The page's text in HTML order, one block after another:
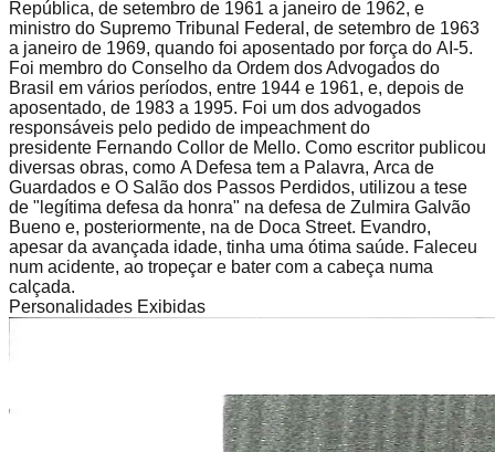
República, de setembro de 1961 a janeiro de 1962, e
ministro do Supremo Tribunal Federal, de setembro de 1963
a janeiro de 1969, quando foi aposentado por força do AI-5.
Foi membro do Conselho da Ordem dos Advogados do
Brasil em vários períodos, entre 1944 e 1961, e, depois de
aposentado, de 1983 a 1995. Foi um dos advogados
responsáveis pelo pedido de impeachment do
presidente Fernando Collor de Mello. Como escritor publicou
diversas obras, como A Defesa tem a Palavra, Arca de
Guardados e O Salão dos Passos Perdidos, utilizou a tese
de "legítima defesa da honra" na defesa de Zulmira Galvão
Bueno e, posteriormente, na de Doca Street. Evandro,
apesar da avançada idade, tinha uma ótima saúde. Faleceu
num acidente, ao tropeçar e bater com a cabeça numa
calçada.
Personalidades Exibidas